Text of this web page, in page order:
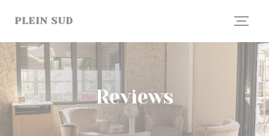
PLEIN SUD
Reviews